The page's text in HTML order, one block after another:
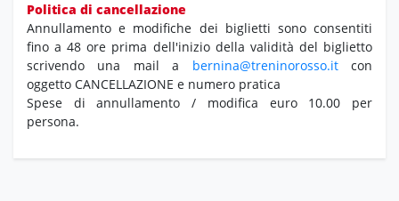
Politica di cancellazione
Annullamento e modifiche dei biglietti sono consentiti
fino a 48 ore prima dell'inizio della validità del biglietto
scrivendo una mail a bernina@treninorosso.itcon
oggetto CANCELLAZIONE e numero pratica
Spese di annullamento / modifica euro 10.00 per
persona.